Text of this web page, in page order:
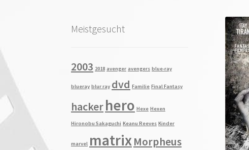
Meistgesucht
2003 2018 avenger avengers blue-ray
blueray blur ray dvd Familie Final Fantasy
hackerhero Hexe Hexen
Hironobu Sakaguchi Keanu Reeves Kinder
marvel matrixMorpheus